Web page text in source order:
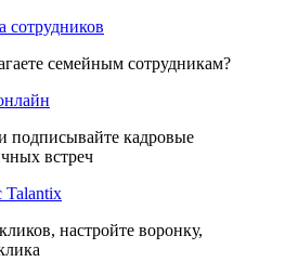
сотрудников
семейным сотрудникам?
подписывайте кадровые
встреч
Talantix
настройте воронку,